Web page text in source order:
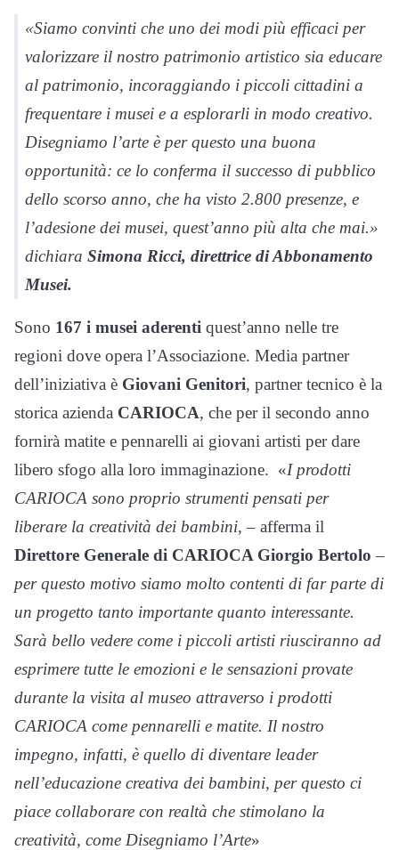
«Siamo convinti che uno dei modi più efficaci per
valorizzare il nostro patrimonio artistico sia educare
al patrimonio, incoraggiando i piccoli cittadini a
frequentare i musei e a esplorarli in modo creativo.
Disegniamo l’arte è per questo una buona
opportunità: ce lo conferma il successo di pubblico
dello scorso anno, che ha visto 2.800 presenze, e
l’adesione dei musei, quest’anno più alta che mai.»
dichiara Simona Ricci, direttrice di Abbonamento
Musei.
Sono 167 i musei aderenti quest’anno nelle tre
regioni dove opera l’Associazione. Media partner
dell’iniziativa è Giovani Genitori, partner tecnico è la
storica azienda CARIOCA, che per il secondo anno
fornirà matite e pennarelli ai giovani artisti per dare
libero sfogo alla loro immaginazione. «I prodotti
CARIOCA sono proprio strumenti pensati per
liberare la creatività dei bambini, – afferma il
Direttore Generale di CARIOCA Giorgio Bertolo –
per questo motivo siamo molto contenti di far parte di
un progetto tanto importante quanto interessante.
Sarà bello vedere come i piccoli artisti riusciranno ad
esprimere tutte le emozioni e le sensazioni provate
durante la visita al museo attraverso i prodotti
CARIOCA come pennarelli e matite. Il nostro
impegno, infatti, è quello di diventare leader
nell’educazione creativa dei bambini, per questo ci
piace collaborare con realtà che stimolano la
creatività, come Disegniamo l’Arte»